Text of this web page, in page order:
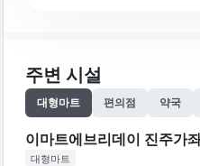
주변 시설
대형마트 편의점 약국
이마트에브리데이 진주가
대형마트